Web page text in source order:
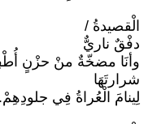
الْقصيدةُ /
دفْقٌ ناريٌّ
وأنَا مضخّةٌ منْ حزْنٍ
شرارتَهَا
لِينامَ الْعُراةُ فِي